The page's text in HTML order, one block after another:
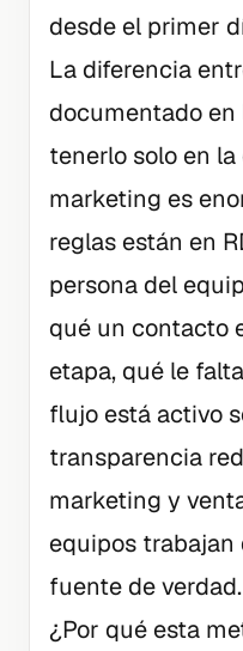
desde el primer
La diferencia
documentado
tenerlo solo en
marketing es
reglas están en
persona del
qué un contacto
etapa, qué le
flujo está activo
transparencia
marketing y
equipos trabajan
fuente de verdad.
¿Por qué esta